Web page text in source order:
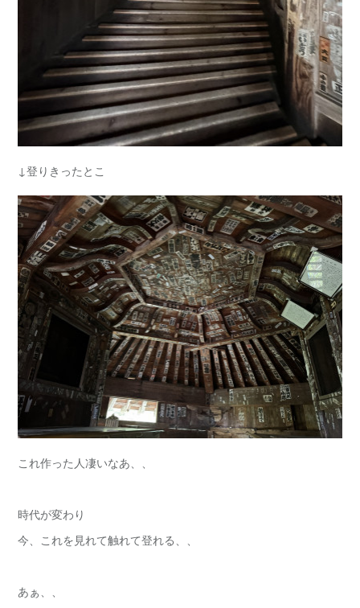
↓登りきったとこ
これ作った人凄いなあ、、
時代が変わり
今、これを見れて触れて登れる、、
あぁ、、